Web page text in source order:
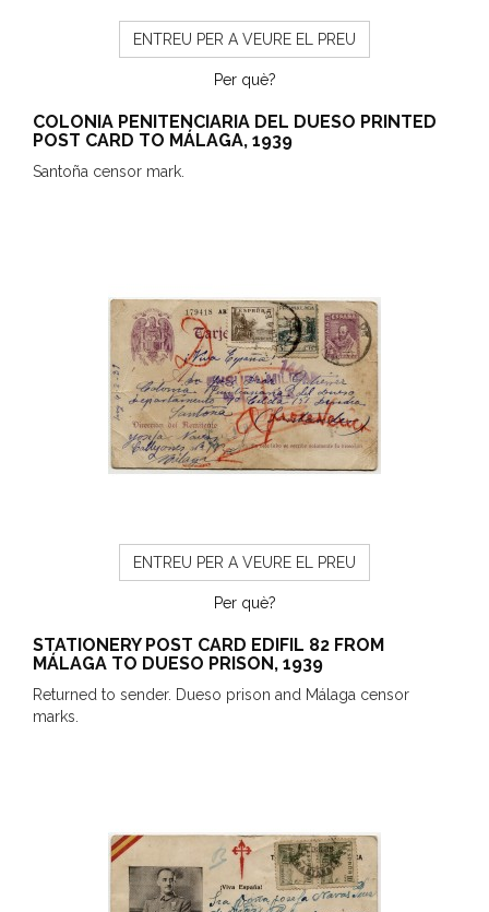
ENTREU PER A VEURE EL PREU
Per què?
COLONIA PENITENCIARIA DEL DUESO PRINTED
POST CARD TO MÁLAGA, 1939
Santoña censor mark.
ENTREU PER A VEURE EL PREU
Per què?
STATIONERY POST CARD EDIFIL 82 FROM
MÁLAGA TO DUESO PRISON, 1939
Returned to sender. Dueso prison and Málaga censor
marks.